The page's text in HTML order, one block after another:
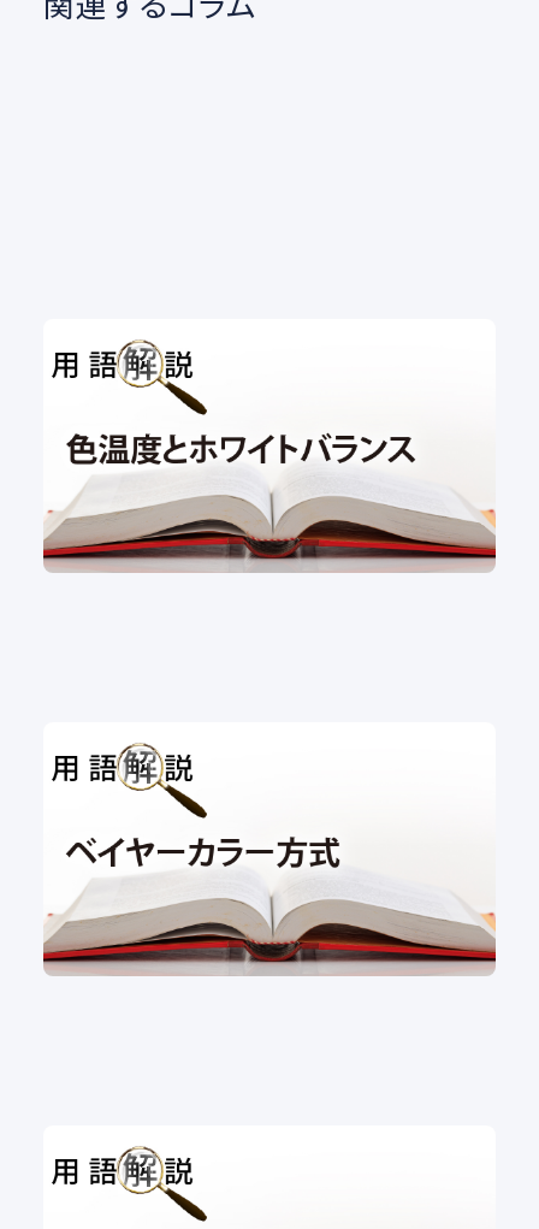
用語解説｜色温度とホワイトバランス
#ホワイトバランス
用語解説｜ベイヤーカラー方式
#ベイヤー
用語解説｜ソフトウェアゲイン
#ルックアップテーブル